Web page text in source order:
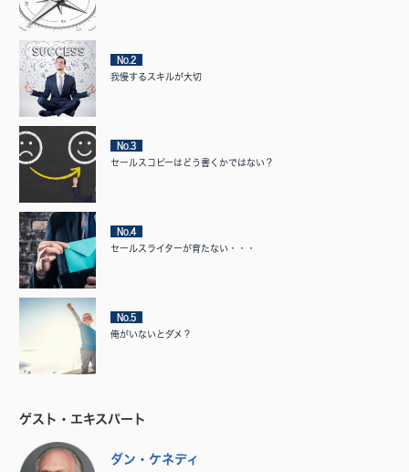
No.2
我慢するスキルが大切
No.3
セールスコピーはどう書くかではない？
No.4
セールスライターが育たない・・・
No.5
俺がいないとダメ？
ゲスト・エキスパート
ダン・ケネディ